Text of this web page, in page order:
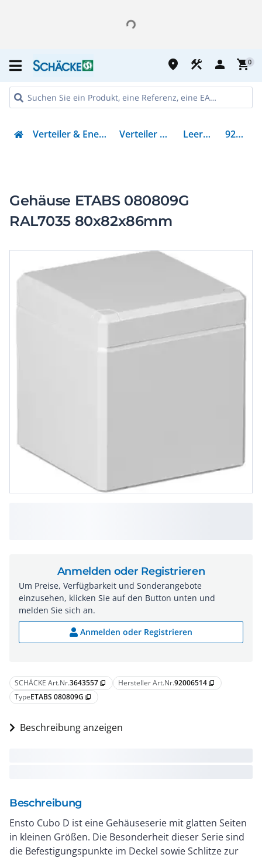
place construction person shopping_cart0
Verteiler & Energieverteilung Verteiler & Schränke Leergehäuse 92006514
Gehäuse ETABS 080809G
RAL7035 80x82x86mm
SCHÄCKE Art.Nr.3643557 content_copy Hersteller Art.Nr.92006514 content_copy
TypeETABS 080809G content_copy
Beschreibung anzeigen
Beschreibung
Ensto Cubo D ist eine Gehäuseserie mit glatten Seiten
in kleinen Größen. Die Besonderheit dieser Serie sind
die Befestigungspunkte im Deckel sowie Schlitze zur
Anmelden oder Registrieren
Um Preise, Verfügbarkeit und Sonderangebote
einzusehen, klicken Sie auf den Button unten und
melden Sie sich an.
Anmelden oder Registrieren